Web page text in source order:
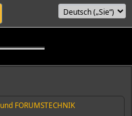
FORUMSTECHNIK